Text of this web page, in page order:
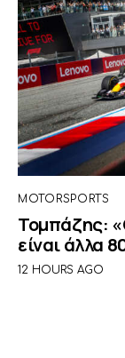
MOTORSPORTS
Τομπάζης:
είναι άλλα
12 HOURS AGO